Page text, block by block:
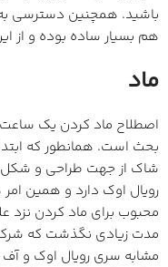
باشید. همچنین دسترسی به
هم بسیار ساده بوده و از
ماد
اصطلاح ماد کردن یک ساعت
شاک از جهت طراحی و شکل
رویال اوک دارد و همین
محبوب برای ماد کردن نزد
مدت زیادی نگذشت که